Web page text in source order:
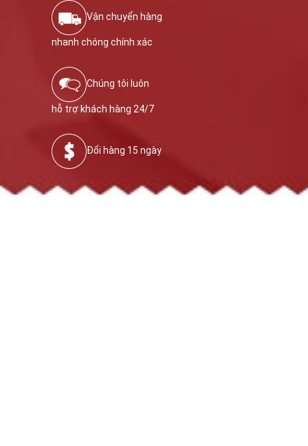
Vận chuyển hàng
nhanh chóng chính xác
Chúng tôi luôn
hỗ trợ khách hàng 24/7
Đổi hàng 15 ngày